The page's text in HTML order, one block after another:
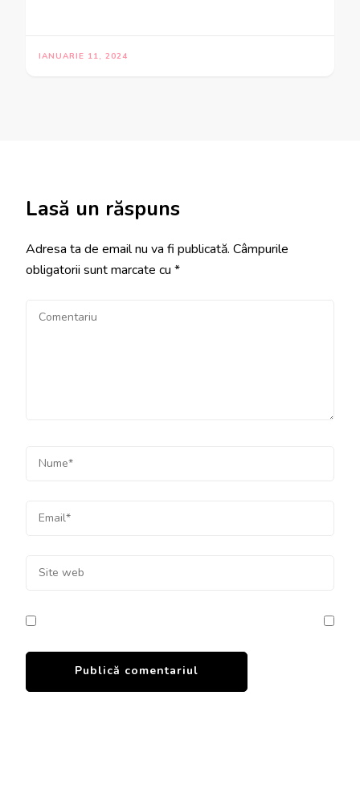
IANUARIE 11, 2024
Lasă un răspuns
Adresa ta de email nu va fi publicată. Câmpurile
obligatorii sunt marcate cu *